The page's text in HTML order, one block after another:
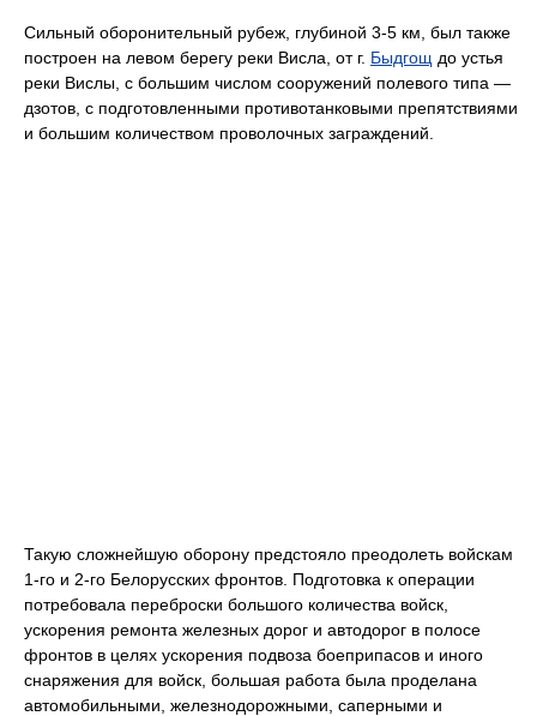
Сильный оборонительный рубеж, глубиной 3-5 км, был также
построен на левом берегу реки Висла, от г. Быдгощ до устья
реки Вислы, с большим числом сооружений полевого типа —
дзотов, с подготовленными противотанковыми препятствиями
и большим количеством проволочных заграждений.
Такую сложнейшую оборону предстояло преодолеть войскам
1-го и 2-го Белорусских фронтов. Подготовка к операции
потребовала переброски большого количества войск,
ускорения ремонта железных дорог и автодорог в полосе
фронтов в целях ускорения подвоза боеприпасов и иного
снаряжения для войск, большая работа была проделана
автомобильными, железнодорожными, саперными и